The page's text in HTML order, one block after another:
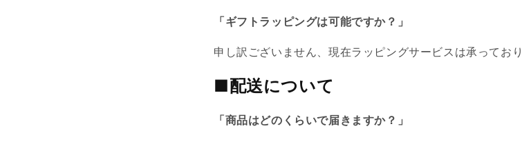
「ギフトラッピングは可能ですか？」
申し訳ございません、現在ラッピングサービスは承ってお
■配送について
「商品はどのくらいで届きますか？」